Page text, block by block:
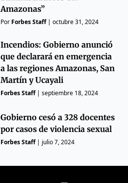
Amazonas”
Por Forbes Staff|octubre 31, 2024
Incendios: Gobierno anunció
que declarará en emergencia
a las regiones Amazonas, San
Martín y Ucayali
Forbes Staff|septiembre 18, 2024
Gobierno cesó a 328 docentes
por casos de violencia sexual
Forbes Staff| julio 7, 2024